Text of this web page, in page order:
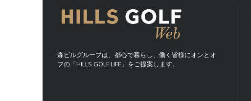
森ビルグループは、都心で暮らし、働く皆様にオンとオ
フの「HILLS GOLF LIFE」をご提案します。